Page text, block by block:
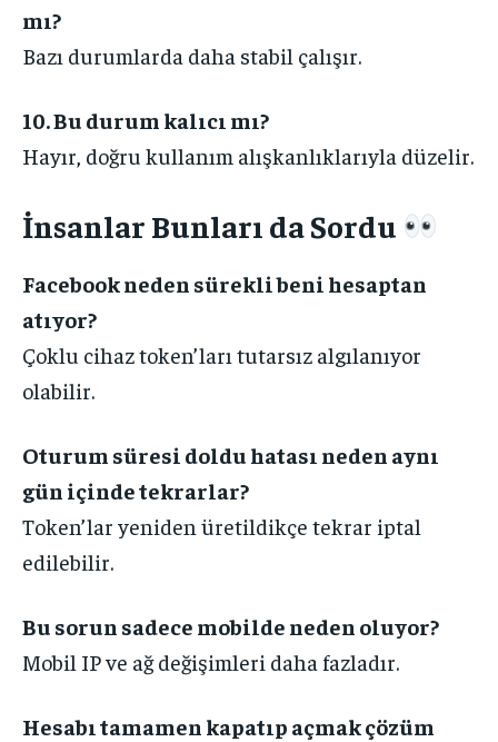
mı?
Bazı durumlarda daha stabil çalışır.
10. Bu durum kalıcı mı?
Hayır, doğru kullanım alışkanlıklarıyla düzelir.
İnsanlar Bunları da Sordu
Facebook neden sürekli beni hesaptan
atıyor?
Çoklu cihaz token’ları tutarsız algılanıyor
olabilir.
Oturum süresi doldu hatası neden aynı
gün içinde tekrarlar?
Token’lar yeniden üretildikçe tekrar iptal
edilebilir.
Bu sorun sadece mobilde neden oluyor?
Mobil IP ve ağ değişimleri daha fazladır.
Hesabı tamamen kapatıp açmak çözüm